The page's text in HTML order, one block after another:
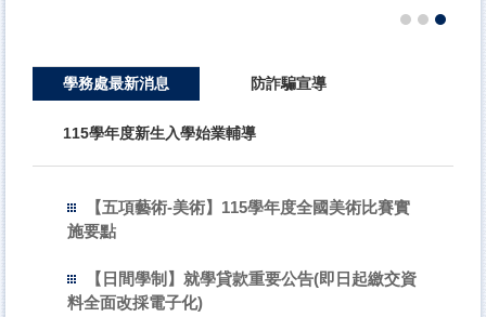
學務處最新消息 防詐騙宣導
115學年度新生入學始業輔導
【五項藝術-美術】115學年度全國美術比賽實
施要點
【日間學制】就學貸款重要公告(即日起繳交資
料全面改採電子化)